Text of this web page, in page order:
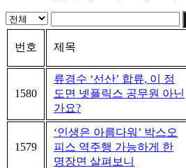
번호 제목
1580
류경수 ‘선산’ 합류, 이 정
도면 넷플릭스 공무원 아닌
가요?
1579
‘인생은 아름다워’ 박스오
피스 역주행 가능하게 한
명장면 살펴보니